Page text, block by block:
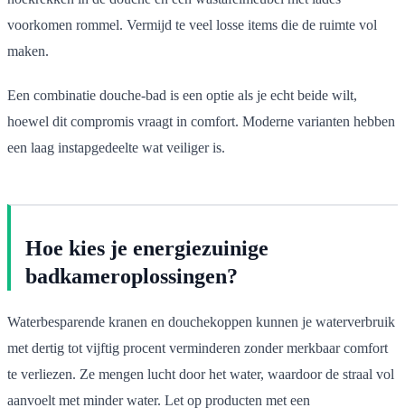
voorkomen rommel. Vermijd te veel losse items die de ruimte vol
maken.
Een combinatie douche-bad is een optie als je echt beide wilt,
hoewel dit compromis vraagt in comfort. Moderne varianten hebben
een laag instapgedeelte wat veiliger is.
Hoe kies je energiezuinige
badkameroplossingen?
Waterbesparende kranen en douchekoppen kunnen je waterverbruik
met dertig tot vijftig procent verminderen zonder merkbaar comfort
te verliezen. Ze mengen lucht door het water, waardoor de straal vol
aanvoelt met minder water. Let op producten met een